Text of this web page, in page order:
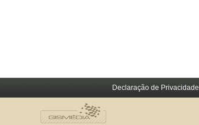
Declaração de Privacidade